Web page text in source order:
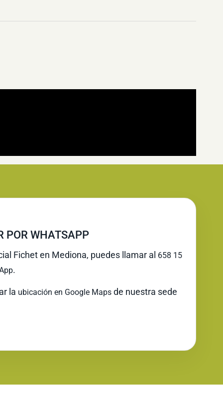
POR WHATSAPP
Fichet en Mediona, puedes llamar al 658 15
.
la ubicación en Google Maps de nuestra sede